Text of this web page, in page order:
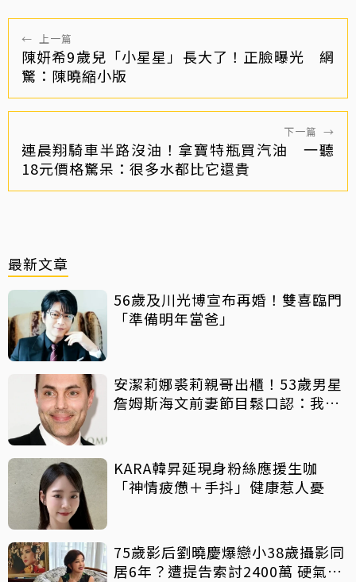
← 上一篇
陳妍希9歲兒「小星星」長大了！正臉曝光 網
驚：陳曉縮小版
下一篇 →
連晨翔騎車半路沒油！拿寶特瓶買汽油 一聽
18元價格驚呆：很多水都比它還貴
最新文章
56歲及川光博宣布再婚！雙喜臨門
「準備明年當爸」
安潔莉娜裘莉親哥出櫃！53歲男星
詹姆斯海文前妻節目鬆口認：我是
KARA韓昇延現身粉絲應援生咖
「神情疲憊＋手抖」健康惹人憂
75歲影后劉曉慶爆戀小38歲攝影同
居6年？遭提告索討2400萬 硬氣反